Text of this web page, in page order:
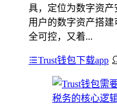
具，定位为数字资
用户的数字资产搭
全可控，又着...
Trust钱包下载app